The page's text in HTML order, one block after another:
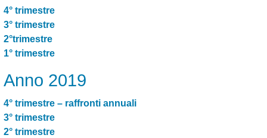
4° trimestre
3° trimestre
2°trimestre
1° trimestre
Anno 2019
4° trimestre – raffronti annuali
3° trimestre
2° trimestre